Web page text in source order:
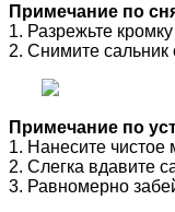
Примечание по
1. Разрежьте
2. Снимите сальник
Примечание по
1. Нанесите чистое
2. Слегка вдавите
3. Равномерно